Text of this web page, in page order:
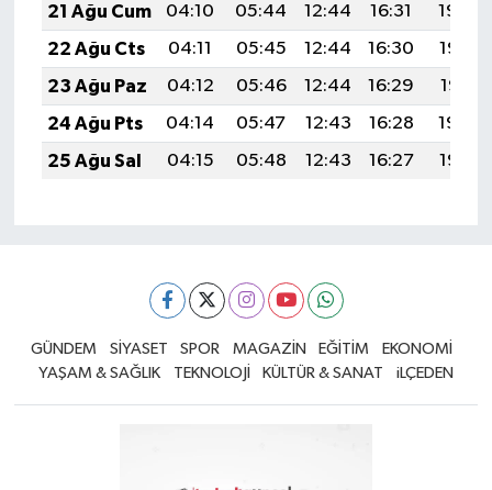
21 Ağu Cum
04:10 05:44 12:44 16:31
19:34
22 Ağu Cts
04:11 05:45 12:44 16:30
19:33
23 Ağu Paz
04:12 05:46 12:44 16:29
19:31
24 Ağu Pts
04:14 05:47 12:43 16:28
19:30
25 Ağu Sal
04:15 05:48 12:43 16:27 19:28
GÜNDEM SİYASET SPOR MAGAZİN EĞİTİM
EKONOMİ
YAŞAM & SAĞLIK
TEKNOLOJİ KÜLTÜR & SANAT iLÇEDEN